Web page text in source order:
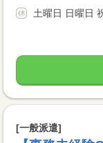
土曜日 日曜日
[一般派遣]